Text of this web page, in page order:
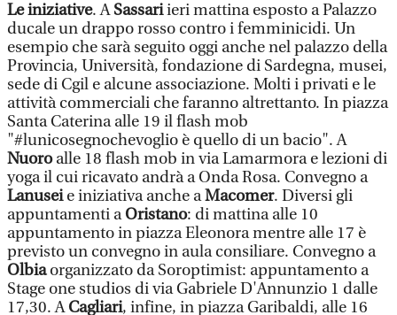
Le iniziative. ASassariieri mattina esposto a Palazzo
ducale un drappo rosso contro i femminicidi. Un
esempio che sarà seguito oggi anche nel palazzo della
Provincia, Università, fondazione di Sardegna, musei,
sede di Cgil e alcune associazione. Molti i privati e le
attività commerciali che faranno altrettanto. In piazza
Santa Caterina alle 19 il flash mob
"#lunicosegnochevoglio è quello di un bacio". A
Nuoroalle 18 flash mob in via Lamarmora e lezioni di
yoga il cui ricavato andrà a Onda Rosa. Convegno a
Lanuseie iniziativa anche aMacomer. Diversi gli
appuntamenti aOristano: di mattina alle 10
appuntamento in piazza Eleonora mentre alle 17 è
previsto un convegno in aula consiliare. Convegno a
Olbiaorganizzato da Soroptimist: appuntamento a
Stage one studios di via Gabriele D'Annunzio 1 dalle
17,30. ACagliari, infine, in piazza Garibaldi, alle 16